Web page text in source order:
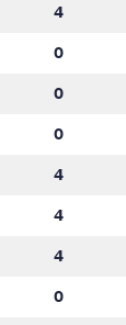
4
0
0
0
4
4
4
0